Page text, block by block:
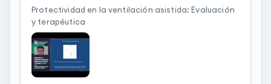
Protectividad en la ventilación asistida: Evaluación
y terapéutica